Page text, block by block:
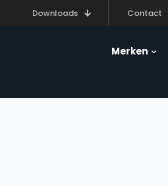
Downloads Contact
Merken